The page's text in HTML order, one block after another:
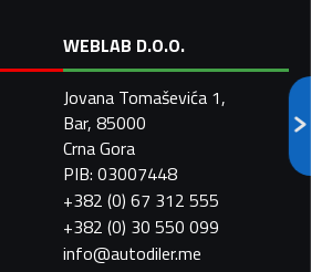
WEBLAB D.O.O.
Jovana Tomaševića 1,
Bar, 85000
Crna Gora
PIB: 03007448
+382 (0) 67 312 555
+382 (0) 30 550 099
info@autodiler.me